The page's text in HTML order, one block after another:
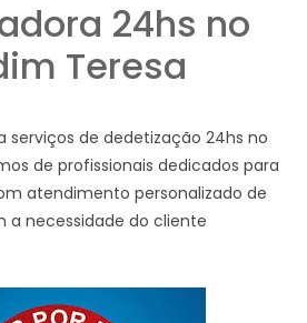
24hs no
Teresa
serviços de dedetização 24hs no
de profissionais dedicados para
atendimento personalizado de
a necessidade do cliente